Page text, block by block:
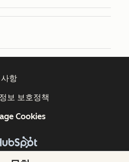
2026 HubSpot, Inc.
항
보 보호정책
Cookies